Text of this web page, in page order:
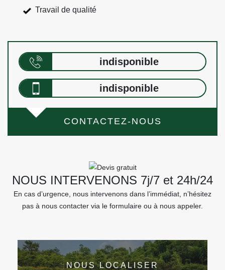
Travail de qualité
indisponible
indisponible
CONTACTEZ-NOUS
NOUS INTERVENONS 7j/7 et 24h/24
En cas d’urgence, nous intervenons dans l’immédiat, n’hésitez
pas à nous contacter via le formulaire ou à nous appeler.
NOUS LOCALISER